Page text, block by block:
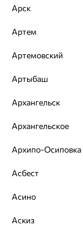
Заказать звонок
Архив акций
На
Политика
Разработка сайта —
Арск
Артем
Артемовский
Артыбаш
Архангельск
Архангельское
Архипо-Осиповка
Асбест
Асино
Аскиз